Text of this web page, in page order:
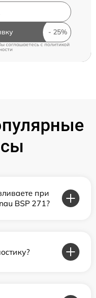
соглашаетесь c политикой
при
BSP 271?